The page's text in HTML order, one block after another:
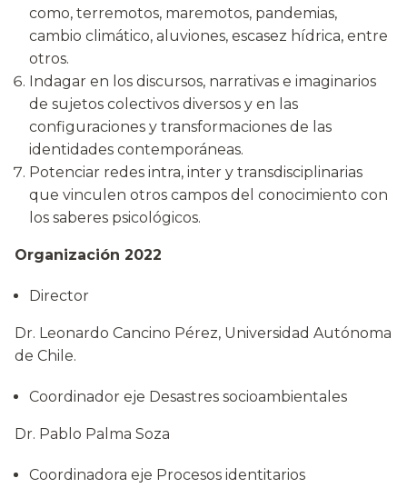
como, terremotos, maremotos, pandemias,
cambio climático, aluviones, escasez hídrica, entre
otros.
Indagar en los discursos, narrativas e imaginarios
de sujetos colectivos diversos y en las
configuraciones y transformaciones de las
identidades contemporáneas.
Potenciar redes intra, inter y transdisciplinarias
que vinculen otros campos del conocimiento con
los saberes psicológicos.
Organización 2022
Director
Dr. Leonardo Cancino Pérez, Universidad Autónoma
de Chile.
Coordinador eje Desastres socioambientales
Dr. Pablo Palma Soza
Coordinadora eje Procesos identitarios